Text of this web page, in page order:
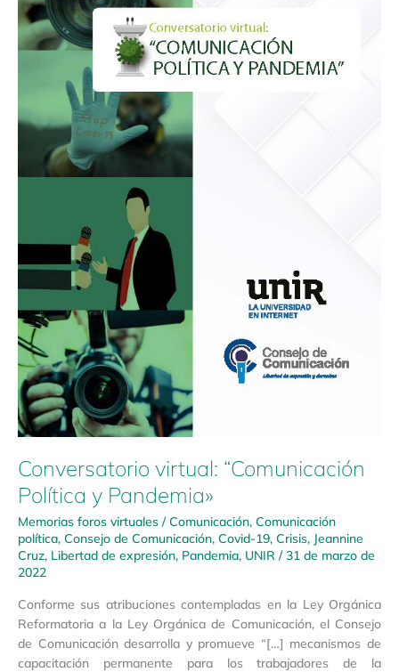
Conversatorio virtual: “Comunicación
Política y Pandemia»
Memorias foros virtuales /Comunicación, Comunicación
política, Consejo de Comunicación, Covid-19, Crisis, Jeannine
Cruz, Libertad de expresión, Pandemia, UNIR /31 de marzo de
2022
Conforme sus atribuciones contempladas en la Ley Orgánica
Reformatoria a la Ley Orgánica de Comunicación, el Consejo
de Comunicación desarrolla y promueve “[…] mecanismos de
capacitación permanente para los trabajadores de la
Pandemia»